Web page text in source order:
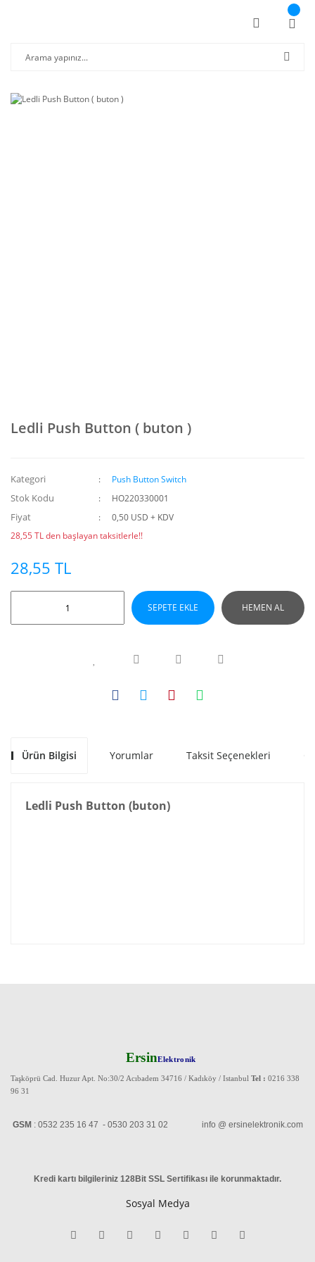
Ledli Push Button ( buton )
Kategori Push Button Switch
Stok Kodu HO220330001
Fiyat
0,50 USD + KDV
28,55 TL den başlayan taksitlerle!!
28,55 TL
SEPETE EKLE HEMEN AL
Ürün Bilgisi Yorumlar Taksit Seçenekleri
Ledli Push Button (buton)
ErsinElektronik
Taşköprü Cad. Huzur Apt. No:30/2 Acıbadem 34716 / Kadıköy / Istanbul Tel : 0216 338
96 31
GSM : 0532 235 16 47 - 0530 203 31 02 info @ ersinelektronik.com
Kredi kartı bilgileriniz 128Bit SSL Sertifikası ile korunmaktadır.
Sosyal Medya